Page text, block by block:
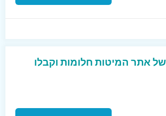
של אתר המיטות חלומות וקבלו